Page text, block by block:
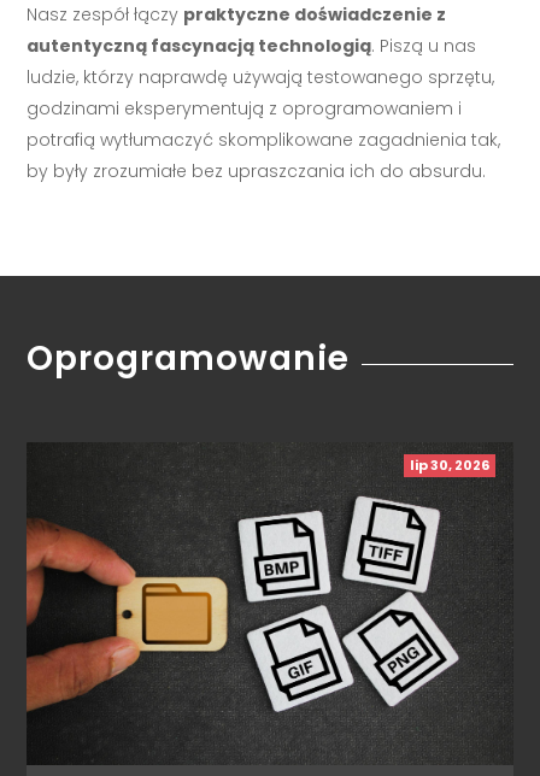
Nasz zespół łączy praktyczne doświadczenie z
autentyczną fascynacją technologią. Piszą u nas
ludzie, którzy naprawdę używają testowanego sprzętu,
godzinami eksperymentują z oprogramowaniem i
potrafią wytłumaczyć skomplikowane zagadnienia tak,
by były zrozumiałe bez upraszczania ich do absurdu.
Oprogramowanie
lip 30, 2026